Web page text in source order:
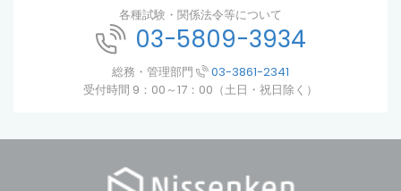
各種試験・関係法令等について
03-5809-3934
総務・管理部門
03-3861-2341
受付時間 9：00～17：00（土日・祝日除く）